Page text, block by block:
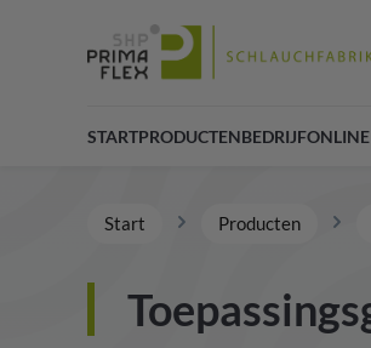
STARTPRODUCTENBEDRIJF
Start Producten